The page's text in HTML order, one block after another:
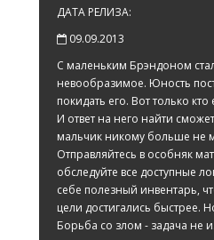
ДАТА РЕЛИЗА:
09.09.2013
С маленьким Брэндоном
невообразимое. Юность
покидать его. Вот только
И ответ на него найти
мальчик никому больше не
Отправляйтесь в особняк
обследуйте все доступные
себе полезный инвентарь,
цели достигались быстрее.
Борьба со злом - задача не